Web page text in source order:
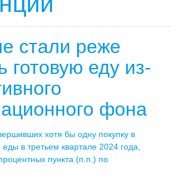
стали реже
готовую еду из-
фона
хотя бы одну покупку в
еды в третьем квартале 2024 года,
пункта (п.п.) по